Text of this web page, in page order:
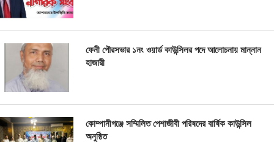
ফেনী পৌরসভার ১নং ওয়ার্ড কাউন্সিলর পদে আলোচনায় মান্নান
হাজারী
কোম্পানীগঞ্জে সম্মিলিত পেশাজীবী পরিষদের বার্ষিক কাউন্সিল
অনুষ্ঠিত